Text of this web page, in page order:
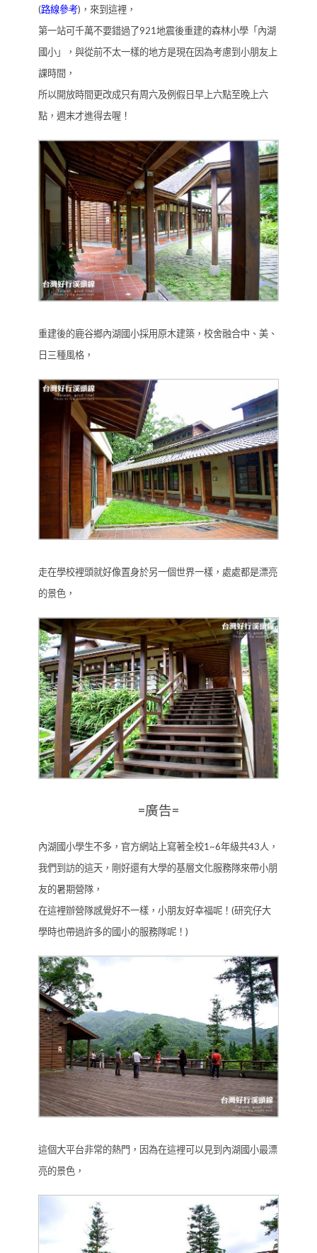
(路線參考)，來到這裡，
第一站可千萬不要錯過了921地震後重建的森林小學「內湖
國小」，與從前不太一樣的地方是現在因為考慮到小朋友上
課時間，
所以開放時間更改成只有周六及例假日早上六點至晚上六
點，週末才進得去喔！
重建後的鹿谷鄉內湖國小採用原木建築，校舍融合中、美、
日三種風格，
走在學校裡頭就好像置身於另一個世界一樣，處處都是漂亮
的景色，
=廣告=
內湖國小學生不多，官方網站上寫著全校1~6年級共43人，
我們到訪的這天，剛好還有大學的基層文化服務隊來帶小朋
友的暑期營隊，
在這裡辦營隊感覺好不一樣，小朋友好幸福呢！(研究仔大
學時也帶過許多的國小的服務隊呢！ )
這個大平台非常的熱門，因為在這裡可以見到內湖國小最漂
亮的景色，